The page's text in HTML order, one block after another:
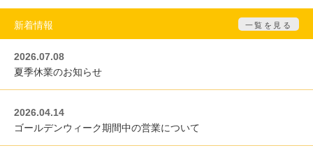
新着情報 一覧を見る
2026.07.08
夏季休業のお知らせ
2026.04.14
ゴールデンウィーク期間中の営業について